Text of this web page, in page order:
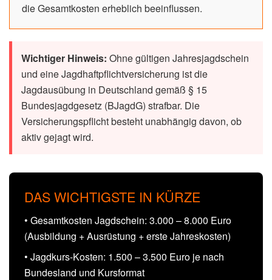
die Gesamtkosten erheblich beeinflussen.
Wichtiger Hinweis: Ohne gültigen Jahresjagdschein
und eine Jagdhaftpflichtversicherung ist die
Jagdausübung in Deutschland gemäß § 15
Bundesjagdgesetz (BJagdG) strafbar. Die
Versicherungspflicht besteht unabhängig davon, ob
aktiv gejagt wird.
DAS WICHTIGSTE IN KÜRZE
• Gesamtkosten Jagdschein: 3.000 – 8.000 Euro
(Ausbildung + Ausrüstung + erste Jahreskosten)
• Jagdkurs-Kosten: 1.500 – 3.500 Euro je nach
Bundesland und Kursformat